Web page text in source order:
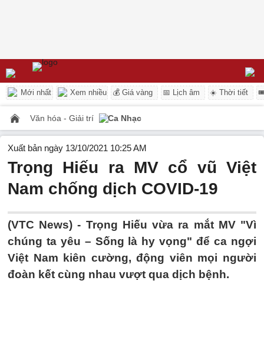
Mới nhất Xem nhiều 💰 Giá vàng 📅 Lịch âm ☀️ Thời tiết
Văn hóa - Giải trí Ca Nhạc
Xuất bản ngày 13/10/2021 10:25 AM
Trọng Hiếu ra MV cổ vũ Việt
Nam chống dịch COVID-19
(VTC News) - Trọng Hiếu vừa ra mắt MV "Vì
chúng ta yêu – Sống là hy vọng" để ca ngợi
Việt Nam kiên cường, động viên mọi người
đoàn kết cùng nhau vượt qua dịch bệnh.